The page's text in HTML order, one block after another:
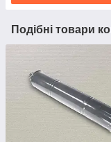
Подібні товари